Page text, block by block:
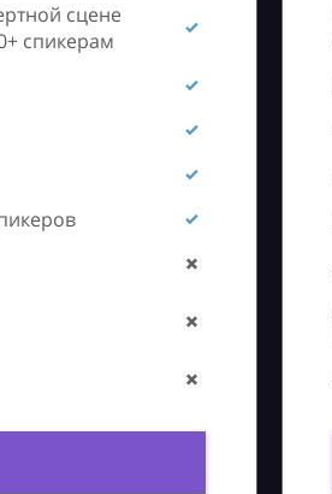
сцене
спикерам